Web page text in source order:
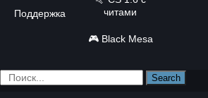
Поддержка
читами
🎮 Black Mesa
Search